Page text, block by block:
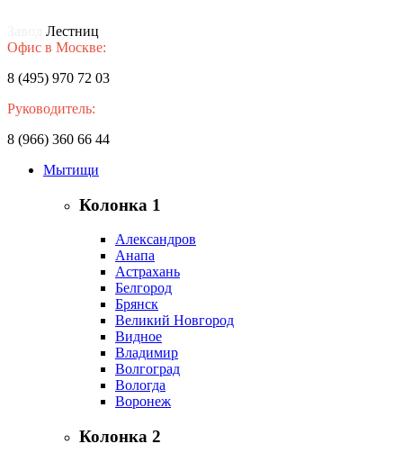
Лестниц
Офис в Москве:
8 (495) 970 72 03
Руководитель:
8 (966) 360 66 44
Мытищи
Колонка 1
Александров
Анапа
Астрахань
Белгород
Брянск
Великий Новгород
Видное
Владимир
Волгоград
Вологда
Воронеж
Колонка 2